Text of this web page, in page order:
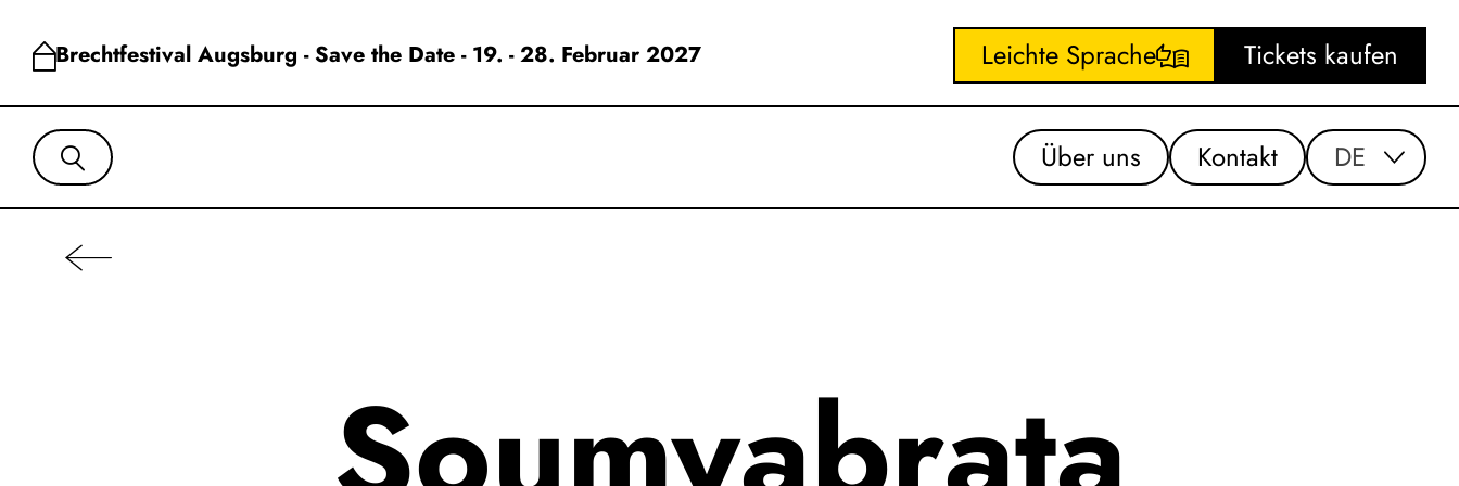
Brechtfestival Augsburg - Save the Date - 19. - 28. Februar 2027 Leichte Sprache Tickets kaufen
Über uns Kontakt DE